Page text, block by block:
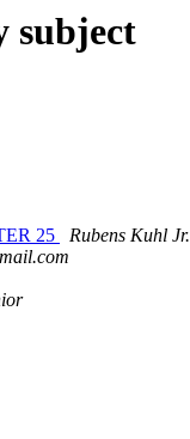
subject
25
Rubens Kuhl Jr.